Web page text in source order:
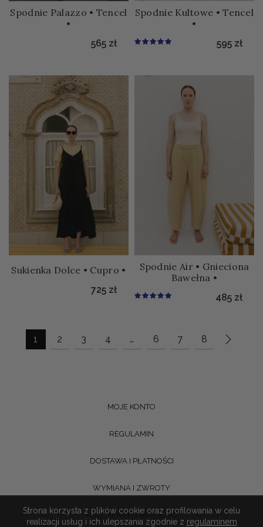
Spodnie Palazzo • Tencel
•
565 zł
Spodnie Kultowe • Tencel
•
595 zł
Sukienka Dolce • Cupro •
725 zł
Spodnie Air • Gnieciona
Bawełna •
485 zł
1 2 3 4 … 6 7 8
MOJE KONTO
REGULAMIN
DOSTAWA I PŁATNOŚCI
WYMIANA I ZWROTY
POLITYKA PRYWATNOŚCI
Strona korzysta z plików cookie oraz profilowania w celu
realizacji usług i ich ulepszania zgodnie z regulaminem